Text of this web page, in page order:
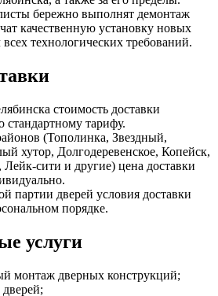
бережно выполнят демонтаж
качественную установку новых
технологических требований.
стоимость доставки
стандартному тарифу.
(Тополинка, Звездный,
хутор, Долгодеревенское, Копейск,
сити и другие) цена доставки
партии дверей условия доставки
порядке.
услуги
монтаж дверных конструкций;